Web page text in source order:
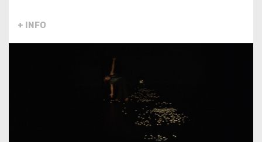
+ INFO